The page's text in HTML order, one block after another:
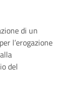
di un
l’erogazione
del